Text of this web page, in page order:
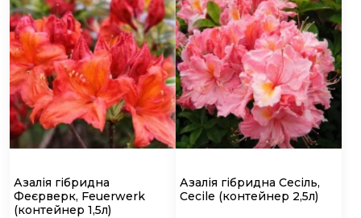
Азалія гібридна
Феєрверк, Feuerwerk
(контейнер 1,5л)
Азалія гібридна Сесіль,
Cecile (контейнер 2,5л)